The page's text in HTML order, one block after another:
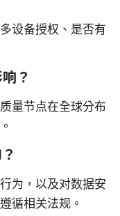
设备授权、是否有
？
量节点在全球分布
为，以及对数据安
循相关法规。